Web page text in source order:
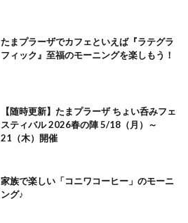
たまプラーザでカフェといえば『ラテグラ
フィック』至福のモーニングを楽しもう！
【随時更新】たまプラーザ ちょい呑みフェ
スティバル 2026春の陣 5/18（月）～
21（木）開催
家族で楽しい「コニワコーヒー」のモーニ
ング♪